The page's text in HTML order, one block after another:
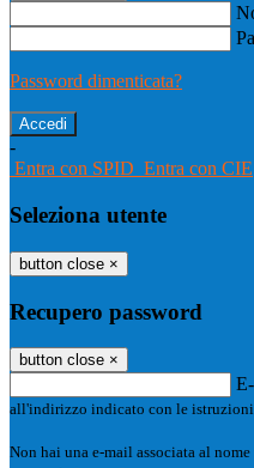
Password dimenticata?
-
Entra con SPID Entra con CIE
Seleziona utente
button close ×
Recupero password
button close ×
all'indirizzo indicato con le istruzioni
Non hai una e-mail associata al